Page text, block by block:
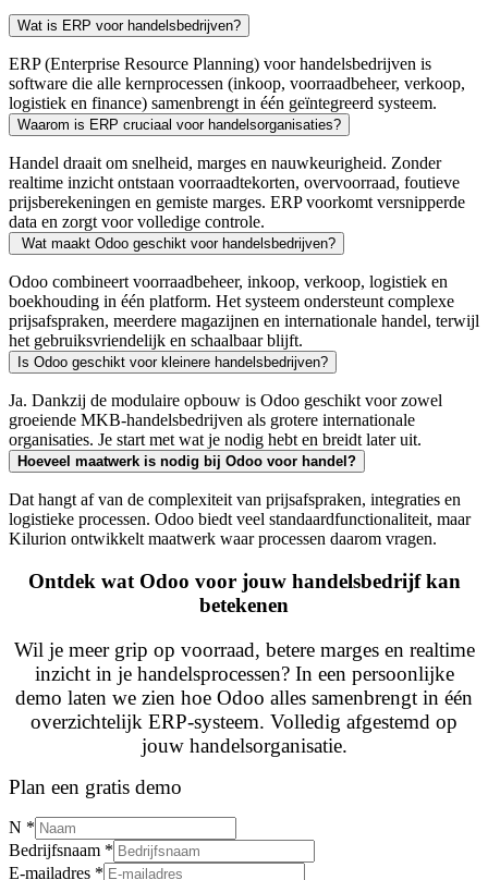
Wat is ERP voor handelsbedrijven?
ERP (Enterprise Resource Planning) voor handelsbedrijven is
software die alle kernprocessen (inkoop, voorraadbeheer, verkoop,
logistiek en finance) samenbrengt in één geïntegreerd systeem.
Waarom is ERP cruciaal voor handelsorganisaties?
Handel draait om snelheid, marges en nauwkeurigheid. Zonder
realtime inzicht ontstaan voorraadtekorten, overvoorraad, foutieve
prijsberekeningen en gemiste marges. ERP voorkomt versnipperde
data en zorgt voor volledige controle.
Wat maakt Odoo geschikt voor handelsbedrijven?
Odoo combineert voorraadbeheer, inkoop, verkoop, logistiek en
boekhouding in één platform. Het systeem ondersteunt complexe
prijsafspraken, meerdere magazijnen en internationale handel, terwijl
het gebruiksvriendelijk en schaalbaar blijft.
Is Odoo geschikt voor kleinere handelsbedrijven?
Ja. Dankzij de modulaire opbouw is Odoo geschikt voor zowel
groeiende MKB-handelsbedrijven als grotere internationale
organisaties. Je start met wat je nodig hebt en breidt later uit.
Hoeveel maatwerk is nodig bij Odoo voor handel?
Dat hangt af van de complexiteit van prijsafspraken, integraties en
logistieke processen. Odoo biedt veel standaardfunctionaliteit, maar
Kilurion ontwikkelt maatwerk waar processen daarom vragen.
Ontdek wat Odoo voor jouw handelsbedrijf kan
betekenen
Wil je meer grip op voorraad, betere marges en realtime
inzicht in je handelsprocessen? In een persoonlijke
demo laten we zien hoe Odoo alles samenbrengt in één
overzichtelijk ERP-systeem. Volledig afgestemd op
jouw handelsorganisatie.
Plan een gratis demo
N *
Bedrijfsnaam *
E-mailadres *